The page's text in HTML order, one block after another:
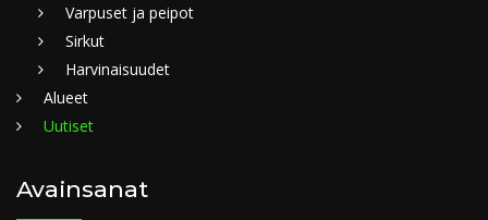
Varpuset ja peipot
Sirkut
Harvinaisuudet
Alueet
Uutiset
Avainsanat